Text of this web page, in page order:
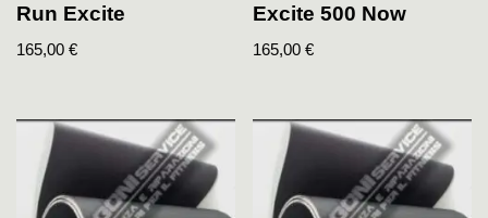
Run Excite
165,00 €
Excite 500 Now
165,00€